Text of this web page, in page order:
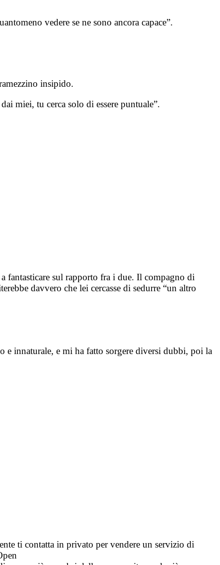
vedere se ne sono ancora capace”.
insipido.
miei, tu cerca solo di essere puntuale”.
fantasticare sul rapporto fra i due. Il compagno di
davvero che lei cercasse di sedurre “un altro
innaturale, e mi ha fatto sorgere diversi dubbi, poi la
ti contatta in privato per vendere un servizio di